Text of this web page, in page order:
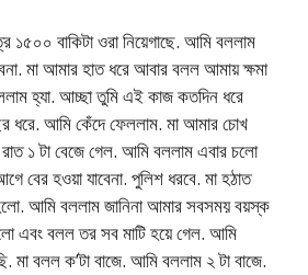
১৫০০ বাকিটা ওরা নিয়েগাছে. আমি বললাম
মা আমার হাত ধরে আবার বলল আমায় ক্ষমা
হ্যা. আচ্ছা তুমি এই কাজ কতদিন ধরে
ধরে. আমি কেঁদে ফেললাম. মা আমার চোখ
১ টা বেজে গেল. আমি বললাম এবার চলো
বের হওয়া যাবেনা. পুলিশ ধরবে. মা হঠাত
আমি বললাম জানিনা আমার সবসময় বয়স্ক
এবং বলল তর সব মাটি হয়ে গেল. আমি
মা বলল ক’টা বাজে. আমি বললাম ২ টা বাজে.